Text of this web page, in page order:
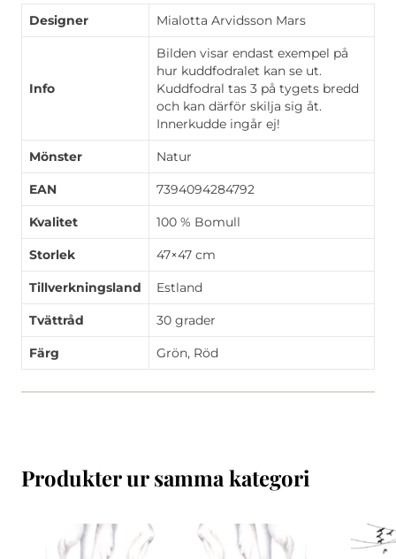
Designer Mialotta Arvidsson Mars
Info
Bilden visar endast exempel på
hur kuddfodralet kan se ut.
Kuddfodral tas 3 på tygets bredd
och kan därför skilja sig åt.
Innerkudde ingår ej!
Mönster Natur
EAN 7394094284792
Kvalitet 100 % Bomull
Storlek 47×47 cm
Tillverkningsland Estland
Tvättråd 30 grader
Färg Grön, Röd
Produkter ur samma kategori